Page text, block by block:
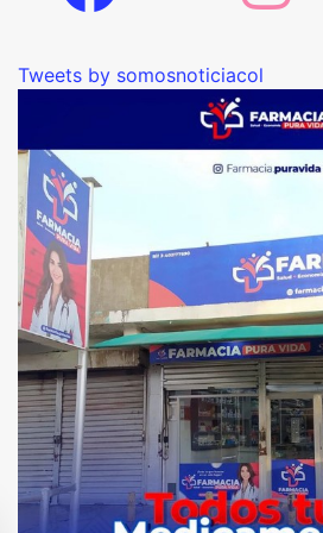
Tweets by somosnoticiacol